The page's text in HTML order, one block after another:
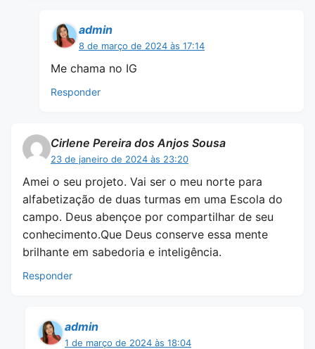
admin
8 de março de 2024 às 17:14
Me chama no IG
Responder
Cirlene Pereira dos Anjos Sousa
23 de janeiro de 2024 às 23:20
Amei o seu projeto. Vai ser o meu norte para
alfabetização de duas turmas em uma Escola do
campo. Deus abençoe por compartilhar de seu
conhecimento.Que Deus conserve essa mente
brilhante em sabedoria e inteligência.
Responder
admin
1 de março de 2024 às 18:04